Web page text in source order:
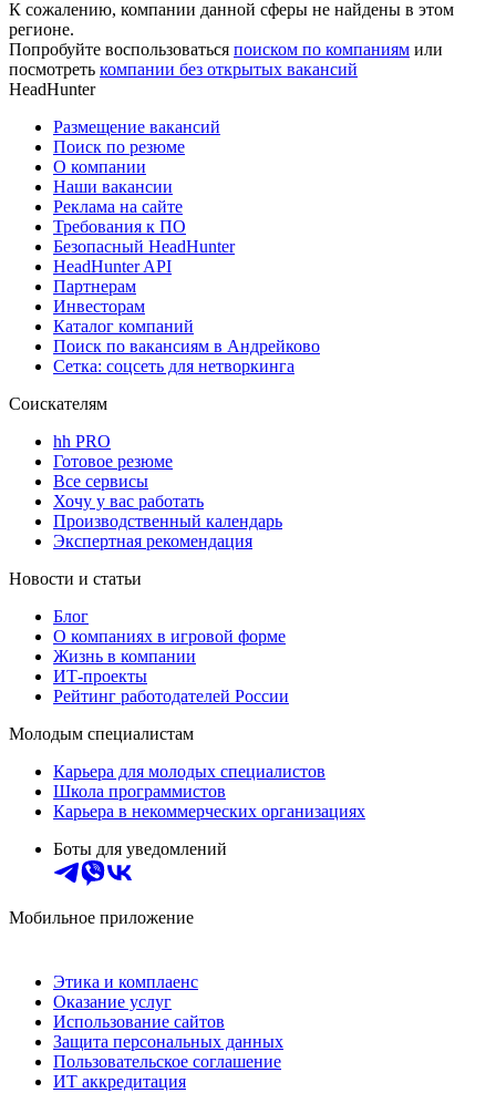
К сожалению, компании данной сферы не найдены в этом
регионе.
Попробуйте воспользоваться поиском по компаниям или
посмотреть компании без открытых вакансий
HeadHunter
Размещение вакансий
Поиск по резюме
О компании
Наши вакансии
Реклама на сайте
Требования к ПО
Безопасный HeadHunter
HeadHunter API
Партнерам
Инвесторам
Каталог компаний
Поиск по вакансиям в Андрейково
Сетка: соцсеть для нетворкинга
Соискателям
hh PRO
Готовое резюме
Все сервисы
Хочу у вас работать
Производственный календарь
Экспертная рекомендация
Новости и статьи
Блог
О компаниях в игровой форме
Жизнь в компании
ИТ-проекты
Рейтинг работодателей России
Молодым специалистам
Карьера для молодых специалистов
Школа программистов
Карьера в некоммерческих организациях
Боты для уведомлений
Мобильное приложение
Этика и комплаенс
Оказание услуг
Использование сайтов
Защита персональных данных
Пользовательское соглашение
ИТ аккредитация